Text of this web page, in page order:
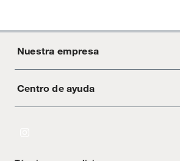
Nuestra empresa
Acerca de Crate
Centro de ayuda